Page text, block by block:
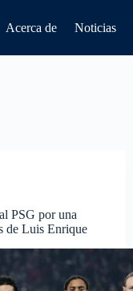
Acerca de Noticias
PSG por una
de Luis Enrique